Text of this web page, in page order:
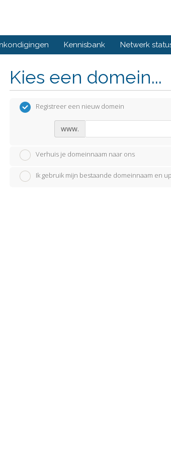
Kennisbank Netwerk
Kies een domein...
Registreer een nieuw domein
www.
Verhuis je domeinnaam naar ons
Ik gebruik mijn bestaande domeinnaam en